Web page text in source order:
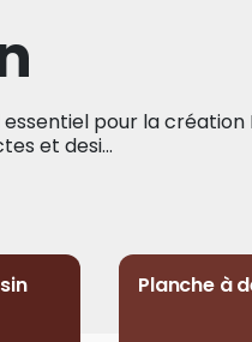
pour la
et desi...
Planche à